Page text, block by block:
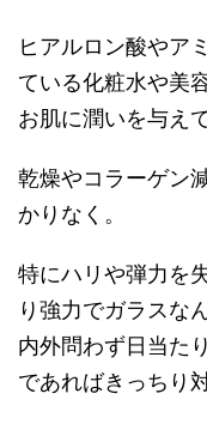
ヒアルロン酸やア
ている化粧水や美
お肌に潤いを与え
乾燥やコラーゲン
かりなく。
特にハリや弾力を
り強力でガラスな
内外問わず日当た
であればきっちり